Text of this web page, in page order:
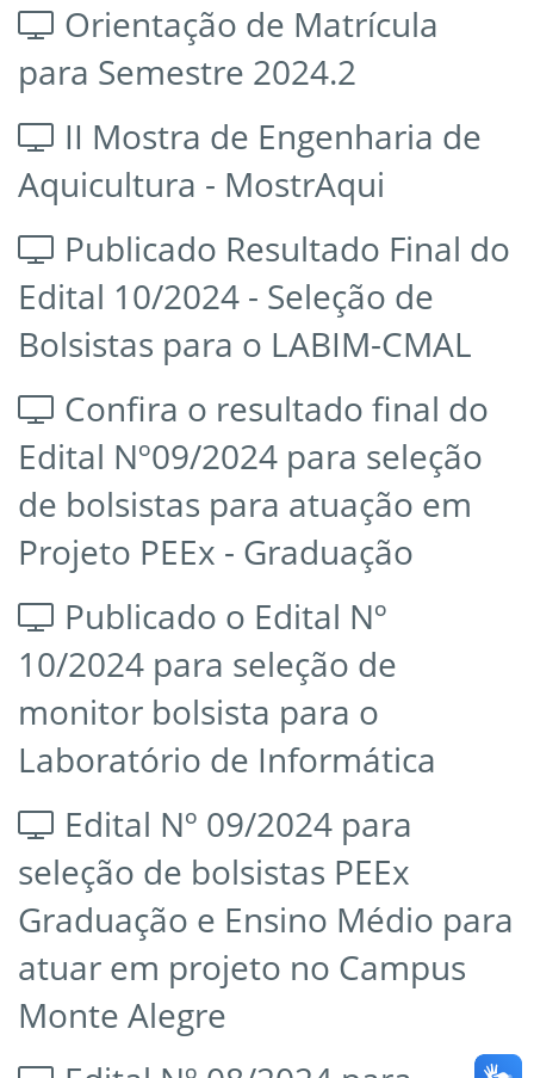
Orientação de Matrícula
para Semestre 2024.2
II Mostra de Engenharia de
Aquicultura - MostrAqui
Publicado Resultado Final do
Edital 10/2024 - Seleção de
Bolsistas para o LABIM-CMAL
Confira o resultado final do
Edital Nº09/2024 para seleção
de bolsistas para atuação em
Projeto PEEx - Graduação
Publicado o Edital Nº
10/2024 para seleção de
monitor bolsista para o
Laboratório de Informática
Edital Nº 09/2024 para
seleção de bolsistas PEEx
Graduação e Ensino Médio para
atuar em projeto no Campus
Monte Alegre